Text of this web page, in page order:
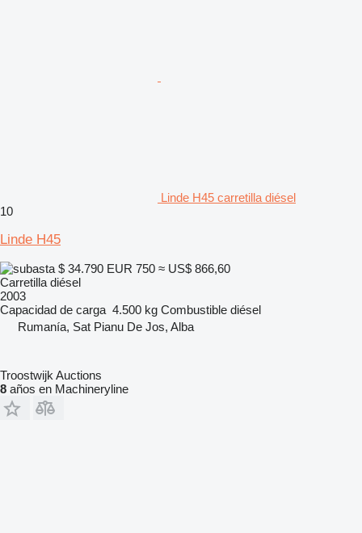
Linde H45 carretilla diésel
10
Linde H45
$ 34.790 EUR 750 ≈ US$ 866,60
Carretilla diésel
2003
Capacidad de carga 4.500 kg Combustible diésel
Rumanía, Sat Pianu De Jos, Alba
Troostwijk Auctions
8 años en Machineryline